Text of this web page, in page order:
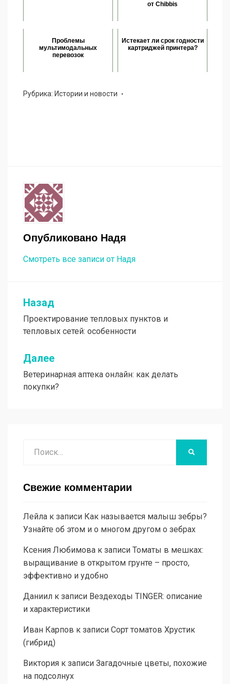
от Chibbis
Проблемы
мультимодальных
перевозок
Истекает ли срок годности
картриджей принтера?
Рубрика: Истории и новости
Опубликовано Надя
Смотреть все записи от Надя
Навигация
по
записям
Назад
Проектирование тепловых пунктов и
тепловых сетей: особенности
Далее
Ветеринарная аптека онлайн: как делать
покупки?
Свежие комментарии
Лейла к записи Как называется малыш зебры?
Узнайте об этом и о многом другом о зебрах
Ксения Любимова к записи Томаты в мешках:
выращивание в открытом грунте – просто,
эффективно и удобно
Даниил к записи Вездеходы TINGER: описание
и характеристики
Иван Карпов к записи Сорт томатов Хрустик
(гибрид)
Виктория к записи Загадочные цветы, похожие
на подсолнух